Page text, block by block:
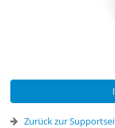
Zurück zur